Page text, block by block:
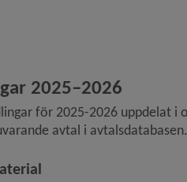
2025–2026
för 2025-2026 uppdelat
avtal i avtalsdatabasen.